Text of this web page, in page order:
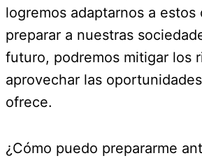
logremos adaptarnos a estos
preparar a nuestras
futuro, podremos mitigar los
aprovechar las
ofrece.
¿Cómo puedo prepararme